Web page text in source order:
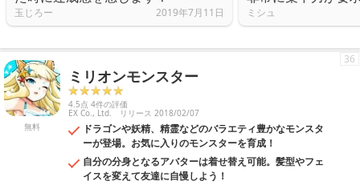
玉じろー 2019年7月11日 ミシュ
無料
ミリオンモンスター
4.5点 4件の評価
EX Co., Ltd. リリース 2018/02/07
ドラゴンや妖精、精霊などのバラエティ豊かなモンスタ
ーが登場。お気に入りのモンスターを育成！
自分の分身となるアバターは着せ替え可能。髪型やフェ
イスを変えて友達に自慢しよう！
36